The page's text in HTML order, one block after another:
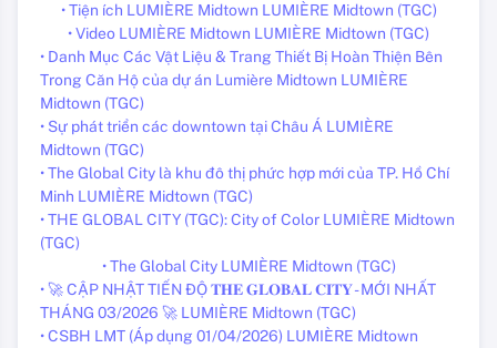
• Tiện ích LUMIÈRE Midtown LUMIÈRE Midtown (TGC)
• Video LUMIÈRE Midtown LUMIÈRE Midtown (TGC)
• Danh Mục Các Vật Liệu & Trang Thiết Bị Hoàn Thiện Bên
Trong Căn Hộ của dự án Lumière Midtown LUMIÈRE
Midtown (TGC)
• Sự phát triển các downtown tại Châu Á LUMIÈRE
Midtown (TGC)
• The Global City là khu đô thị phức hợp mới của TP. Hồ Chí
Minh LUMIÈRE Midtown (TGC)
• THE GLOBAL CITY (TGC): City of Color LUMIÈRE Midtown
(TGC)
• The Global City LUMIÈRE Midtown (TGC)
• 🚀 CẬP NHẬT TIẾN ĐỘ 𝐓𝐇𝐄 𝐆𝐋𝐎𝐁𝐀𝐋 𝐂𝐈𝐓𝐘 - MỚI NHẤT
THÁNG 03/2026 🚀 LUMIÈRE Midtown (TGC)
• CSBH LMT (Áp dụng 01/04/2026) LUMIÈRE Midtown